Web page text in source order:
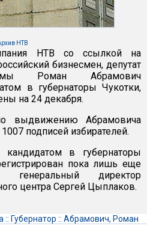
НТВ
НТВ со ссылкой на
бизнесмен, депутат
Роман Абрамович
в губернаторы Чукотки,
на 24 декабря.
выдвижению Абрамовича
подписей избирателей.
в губернаторы
пока лишь еще
директор
центра Сергей Цыплаков.
:: Губернатор :: Абрамович, Роман